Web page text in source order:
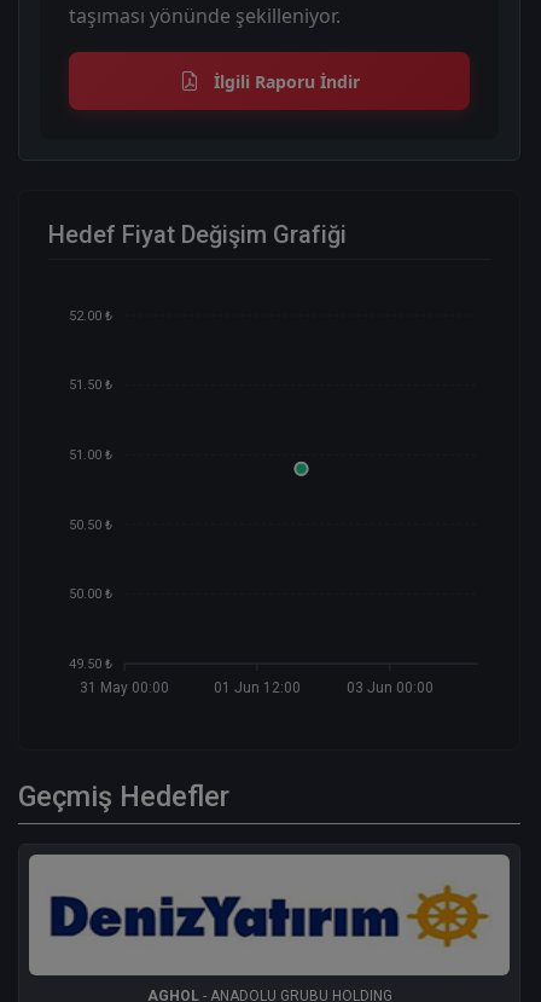
taşıması yönünde şekilleniyor.
İlgili Raporu İndir
Hedef Fiyat Değişim Grafiği
52.00 ₺
51.50 ₺
51.00 ₺
50.50 ₺
50.00 ₺
49.50 ₺
31 May 00:00 01 Jun 12:00 03 Jun 00:00
Geçmiş Hedefler
AGHOL- ANADOLU GRUBU HOLDING